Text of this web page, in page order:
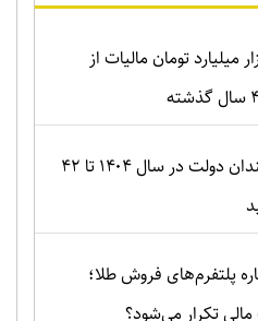
۵ هزار میلیارد تومان مالیات از
حقوق کارمندان دولت در سال ۱۴۰۴ تا ۴۲
پلتفرم‌های فروش طلا؛
تکرار می‌شود؟